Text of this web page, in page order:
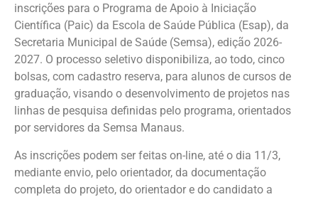
inscrições para o Programa de Apoio à Iniciação
Científica (Paic) da Escola de Saúde Pública (Esap), da
Secretaria Municipal de Saúde (Semsa), edição 2026-
2027. O processo seletivo disponibiliza, ao todo, cinco
bolsas, com cadastro reserva, para alunos de cursos de
graduação, visando o desenvolvimento de projetos nas
linhas de pesquisa definidas pelo programa, orientados
por servidores da Semsa Manaus.
As inscrições podem ser feitas on-line, até o dia 11/3,
mediante envio, pelo orientador, da documentação
completa do projeto, do orientador e do candidato a